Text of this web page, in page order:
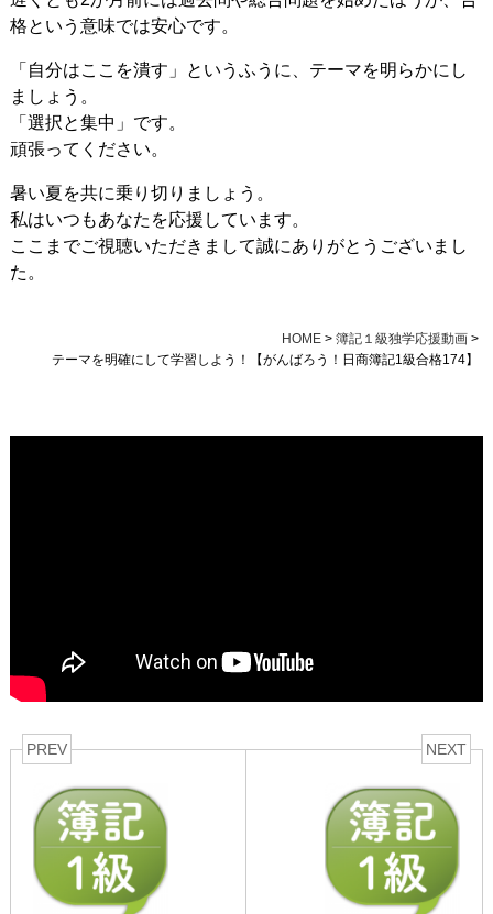
格という意味では安心です。
「自分はここを潰す」というふうに、テーマを明らかにし
ましょう。
「選択と集中」です。
頑張ってください。
暑い夏を共に乗り切りましょう。
私はいつもあなたを応援しています。
ここまでご視聴いただきまして誠にありがとうございまし
た。
HOME> 簿記１級独学応援動画>
テーマを明確にして学習しよう！【がんばろう！日商簿記1級合格174】
PREV NEXT